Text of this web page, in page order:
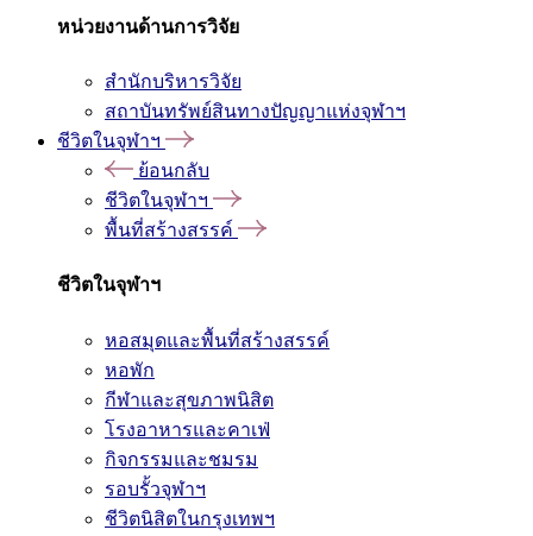
หน่วยงานด้านการวิจัย
สำนักบริหารวิจัย
สถาบันทรัพย์สินทางปัญญาแห่งจุฬาฯ
ชีวิตในจุฬาฯ
ย้อนกลับ
ชีวิตในจุฬาฯ
พื้นที่สร้างสรรค์
ชีวิตในจุฬาฯ
หอสมุดและพื้นที่สร้างสรรค์
หอพัก
กีฬาและสุขภาพนิสิต
โรงอาหารและคาเฟ่
กิจกรรมและชมรม
รอบรั้วจุฬาฯ
ชีวิตนิสิตในกรุงเทพฯ